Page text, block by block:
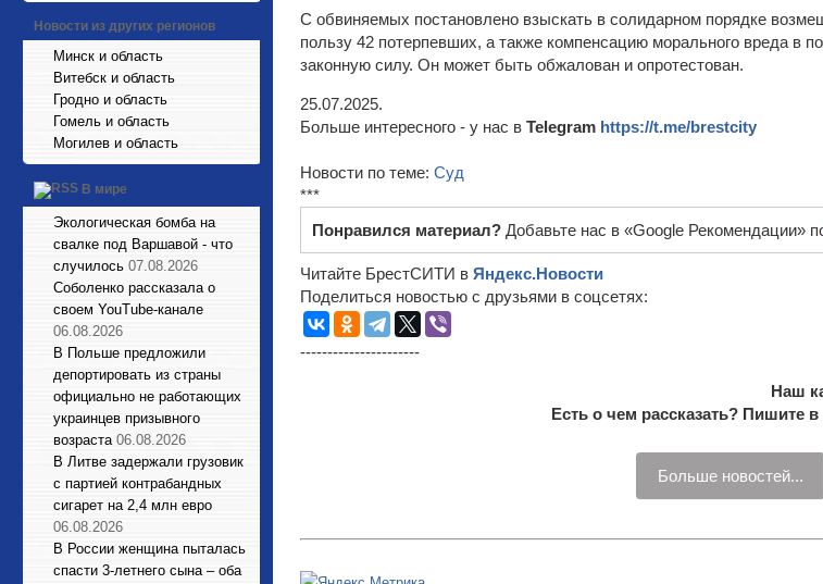
Новости из других регионов
Минск и область
Витебск и область
Гродно и область
Гомель и область
Могилев и область
В мире
Экологическая бомба на
свалке под Варшавой - что
случилось 07.08.2026
Соболенко рассказала о
своем YouTube-канале
06.08.2026
В Польше предложили
депортировать из страны
официально не работающих
украинцев призывного
возраста 06.08.2026
В Литве задержали грузовик
с партией контрабандных
сигарет на 2,4 млн евро
06.08.2026
В России женщина пыталась
спасти 3-летнего сына – оба
С обвиняемых постановлено взыскать в солидарном порядке
пользу 42 потерпевших, а также компенсацию морального вреда в
законную силу. Он может быть обжалован и опротестован.
25.07.2025.
Больше интересного - у нас в Telegram https://t.me/brestcity
Новости по теме: Суд
***
Понравился материал? Добавьте нас в «Google Рекомендации»
Читайте БрестСИТИ в Яндекс.Новости
Поделиться новостью с друзьями в соцсетях:
----------------------
Наш
Есть о чем рассказать? Пишите
Больше новостей...